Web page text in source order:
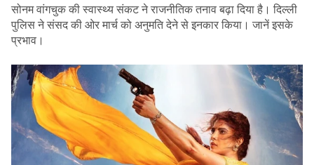
सोनम वांगचुक की स्वास्थ्य संकट ने राजनीतिक तनाव बढ़ा दिया है। दिल्ली
पुलिस ने संसद की ओर मार्च को अनुमति देने से इनकार किया। जानें इसके
प्रभाव।